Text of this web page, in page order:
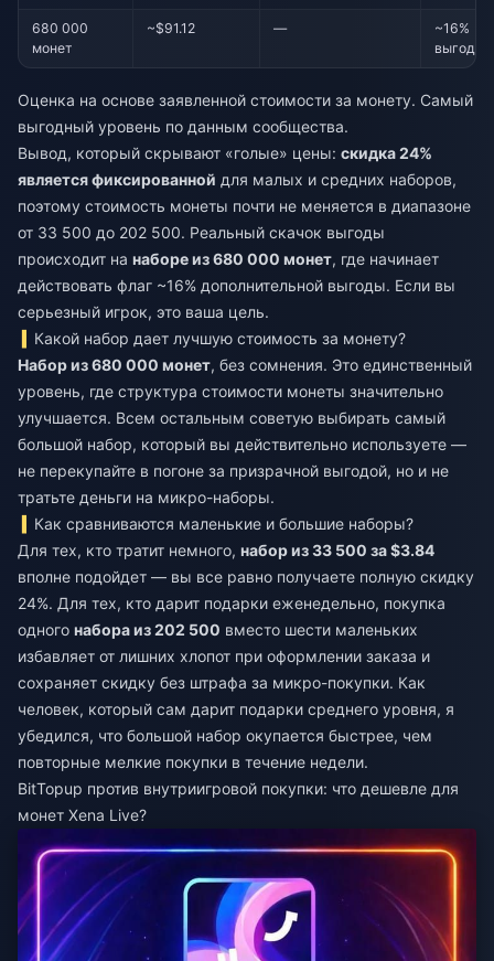
680 000
монет
~$91.12 —
~16%
Оценка на основе заявленной стоимости за монету. Самый
выгодный уровень по данным сообщества.
Вывод, который скрывают «голые» цены: скидка 24%
является фиксированной для малых и средних наборов,
поэтому стоимость монеты почти не меняется в диапазоне
от 33 500 до 202 500. Реальный скачок выгоды
происходит на наборе из 680 000 монет, где начинает
действовать флаг ~16% дополнительной выгоды. Если вы
серьезный игрок, это ваша цель.
Какой набор дает лучшую стоимость за монету?
Набор из 680 000 монет, без сомнения. Это единственный
уровень, где структура стоимости монеты значительно
улучшается. Всем остальным советую выбирать самый
большой набор, который вы действительно используете —
не перекупайте в погоне за призрачной выгодой, но и не
тратьте деньги на микро-наборы.
Как сравниваются маленькие и большие наборы?
Для тех, кто тратит немного, набор из 33 500 за $3.84
вполне подойдет — вы все равно получаете полную скидку
24%. Для тех, кто дарит подарки еженедельно, покупка
одного набора из 202 500 вместо шести маленьких
избавляет от лишних хлопот при оформлении заказа и
сохраняет скидку без штрафа за микро-покупки. Как
человек, который сам дарит подарки среднего уровня, я
убедился, что большой набор окупается быстрее, чем
повторные мелкие покупки в течение недели.
BitTopup против внутриигровой покупки: что дешевле для
монет Xena Live?